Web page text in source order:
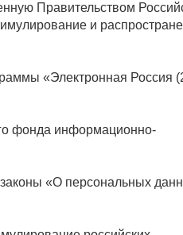
Правительством
и
«Электронная Россия
фонда информационно-
«О персональных